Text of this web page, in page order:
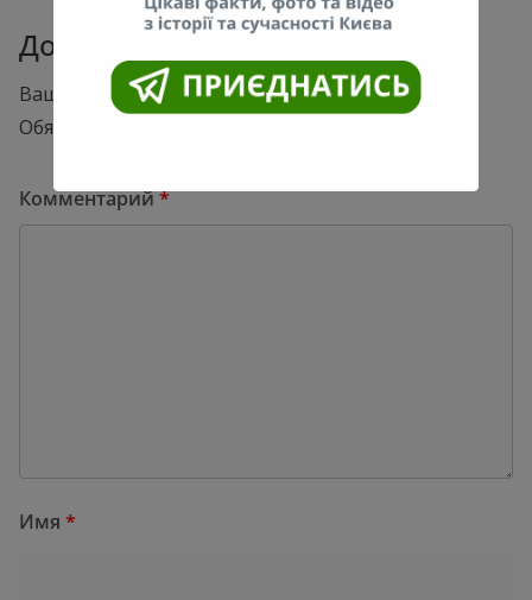
Добавить комментарий
Ваш адрес email не будет опубликован.
Обязательные поля помечены
Комментарий*
Имя *